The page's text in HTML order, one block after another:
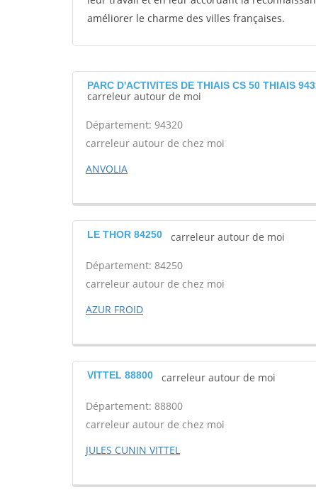
améliorer le charme des villes françaises.
PARC D'ACTIVITES DE THIAIS CS 50 THIAIS
carreleur autour de moi
Département: 94320
carreleur autour de chez moi
ANVOLIA
LE THOR 84250 carreleur autour de moi
Département: 84250
carreleur autour de chez moi
AZUR FROID
VITTEL 88800 carreleur autour de moi
Département: 88800
carreleur autour de chez moi
JULES CUNIN VITTEL